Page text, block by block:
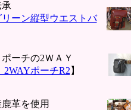
承
ーン縦型ウエストバ
ーチの2ＷＡＹ
ポーチR2 】
革を使用